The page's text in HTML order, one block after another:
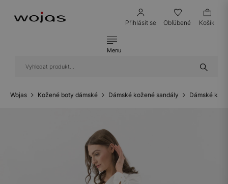
Přihlásit se Obľúbené Košík
Menu
Wojas Kožené boty dámské Dámské kožené sandály Dámské